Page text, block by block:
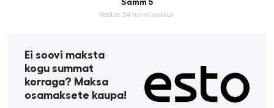
Samm 5
Vastus 24 tunni jooksul.
Ei soovi maksta
kogu summat
korraga? Maksa
osamaksete kaupa!